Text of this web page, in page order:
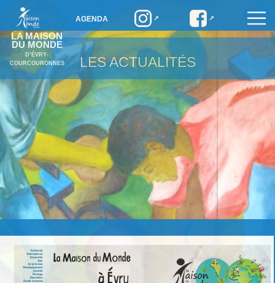
LA MAISON
DU MONDE
D’ÉVRY-
COURCOURONNES
AGENDA
LES ACTUALITÉS